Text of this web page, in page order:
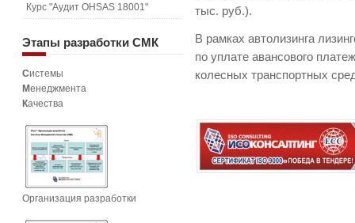
тыс. руб.).
В рамках автолизинга
по уплате авансового
колесных транспортных
Курс "Аудит OHSAS 18001"
Этапы разработки СМК
Системы
Менеджмента
Качества
Организация разработки